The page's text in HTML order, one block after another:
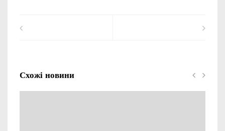
Схожі новини